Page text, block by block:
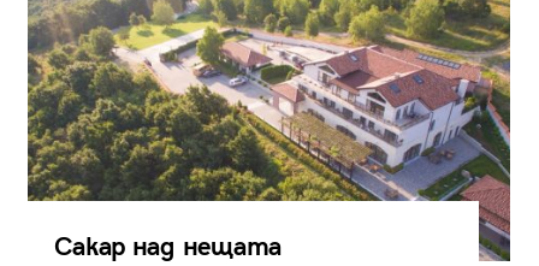
Сакар над нещата